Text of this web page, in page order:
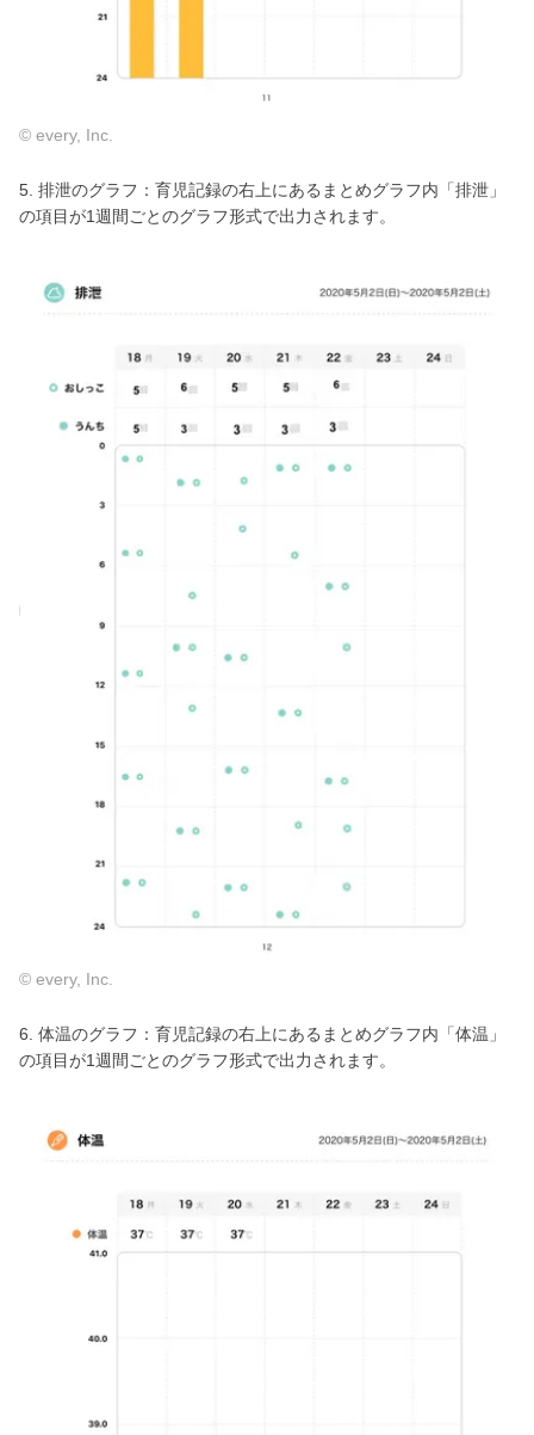
© every, Inc.
5. 排泄のグラフ：育児記録の右上にあるまとめグラフ内「排泄」
の項目が1週間ごとのグラフ形式で出力されます。
© every, Inc.
6. 体温のグラフ：育児記録の右上にあるまとめグラフ内「体温」
の項目が1週間ごとのグラフ形式で出力されます。